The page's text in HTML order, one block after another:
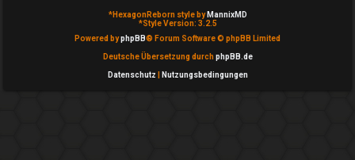
*HexagonReborn style by MannixMD
*Style Version: 3.2.5
Powered byphpBB® Forum Software © phpBB Limited
Deutsche Übersetzung durch phpBB.de
Datenschutz Nutzungsbedingungen